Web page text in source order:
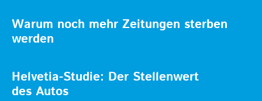
Warum noch mehr Zeitungen sterben
werden
Helvetia-Studie: Der Stellenwert
des Autos